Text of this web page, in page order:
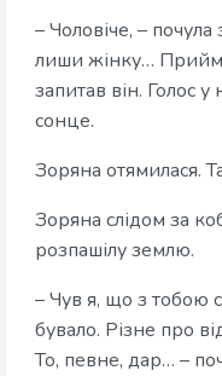
– Чоловіче, –
лиши жінку…
запитав він. Голос
сонце.
Зоряна отямилася.
Зоряна слідом за
розпашілу землю.
– Чув я, що з тобою
бувало. Різне про
То, певне, дар… –